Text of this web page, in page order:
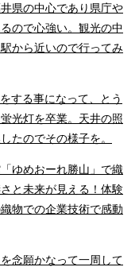
県の中心であり県庁や
ので心強い。観光の中
から近いので行ってみ
する事になって、とう
光灯を卒業。天井の照
たのでその様子を。
ゆめおーれ勝山」で織
と未来が見える！体験
物での企業技術で感動
念願かなって一周して